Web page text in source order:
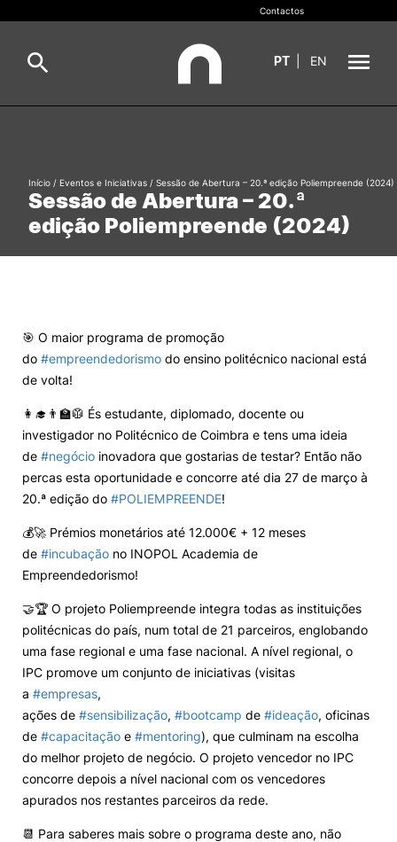
Incubação
Inovação e Empreendedorismo
Empregabilidade
Redes e Parceiros
Eventos e Iniciativas
Contactos
©2026 INOPOL Academia de Empreendedorismo. Todos os direitos reservados.
Contactos
PT EN
Sessão de Abertura – 20.ª
edição Poliempreende (2024)
Início / Eventos e Iniciativas / Sessão de Abertura – 20.ª edição Poliempreende (2024)
🎯 O maior programa de promoção
do #empreendedorismo do ensino politécnico nacional está
de volta!
👩‍🎓👨‍🏫🥼 És estudante, diplomado, docente ou
investigador no Politécnico de Coimbra e tens uma ideia
de #negócio inovadora que gostarias de testar? Então não
percas esta oportunidade e concorre até dia 27 de março à
20.ª edição do #POLIEMPREENDE!
💰🚀 Prémios monetários até 12.000€ + 12 meses
de #incubação no INOPOL Academia de
Empreendedorismo!
🤝🏆 O projeto Poliempreende integra todas as instituições
politécnicas do país, num total de 21 parceiros, englobando
uma fase regional e uma fase nacional. A nível regional, o
IPC promove um conjunto de iniciativas (visitas
a #empresas,
ações de #sensibilização, #bootcamp de #ideação, oficinas
de #capacitação e #mentoring), que culminam na escolha
do melhor projeto de negócio. O projeto vencedor no IPC
concorre depois a nível nacional com os vencedores
apurados nos restantes parceiros da rede.
📆 Para saberes mais sobre o programa deste ano, não